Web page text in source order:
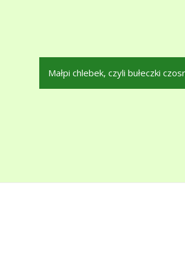
Małpi chlebek, czyli bułeczki